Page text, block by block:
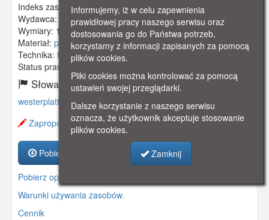
Indeks zasobu:GSP00879
Wydawca:
Louis Schwalm, Danzig-Langfuhr
Wymiary: 138 x 89 mm
Materiał: pocztówka
Technika: fotografia czarno-biała
Status prawny:
Słowa kluczowe:
westerplatte przystań,restauracja ,poczekalnia,kurort
Zaproponuj zmianę opisu.
Pobierz zasób
Pobierz opis
Warunki używania zasobów.
Cennik
Informujemy, iż w celu zapewnienia
prawidłowej pracy naszego serwisu oraz
dostosowania go do Państwa potrzeb,
korzystamy z informacji zapisanych za pomocą
plików cookies.
Pliki cookies można kontrolować za pomocą
ustawień swojej przeglądarki.
Dalsze korzystanie z naszego serwisu
oznacza, że użytkownik akceptuje stosowanie
plików cookies.
Zamknij